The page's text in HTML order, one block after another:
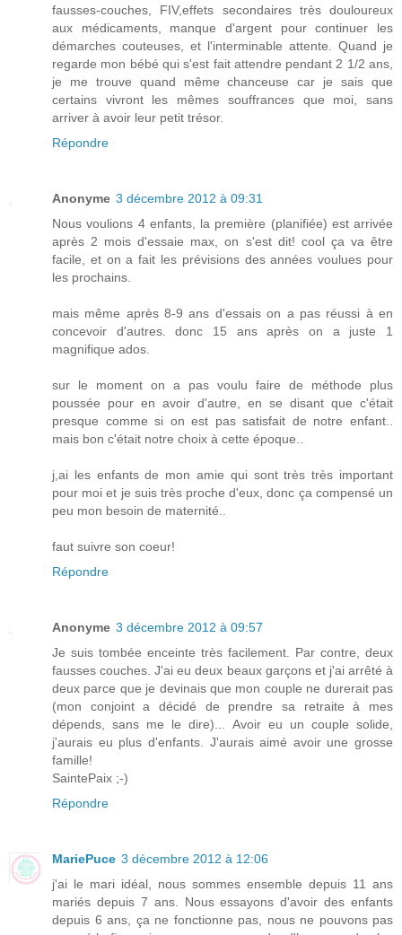
fausses-couches, FIV,effets secondaires très douloureux
aux médicaments, manque d'argent pour continuer les
démarches couteuses, et l'interminable attente. Quand je
regarde mon bébé qui s'est fait attendre pendant 2 1/2 ans,
je me trouve quand même chanceuse car je sais que
certains vivront les mêmes souffrances que moi, sans
arriver à avoir leur petit trésor.
Répondre
Anonyme 3 décembre 2012 à 09:31
Nous voulions 4 enfants, la première (planifiée) est arrivée
après 2 mois d'essaie max, on s'est dit! cool ça va être
facile, et on a fait les prévisions des années voulues pour
les prochains.
mais même après 8-9 ans d'essais on a pas réussi à en
concevoir d'autres. donc 15 ans après on a juste 1
magnifique ados.
sur le moment on a pas voulu faire de méthode plus
poussée pour en avoir d'autre, en se disant que c'était
presque comme si on est pas satisfait de notre enfant..
mais bon c'était notre choix à cette époque..
j,ai les enfants de mon amie qui sont très très important
pour moi et je suis très proche d'eux, donc ça compensé un
peu mon besoin de maternité..
faut suivre son coeur!
Répondre
Anonyme 3 décembre 2012 à 09:57
Je suis tombée enceinte très facilement. Par contre, deux
fausses couches. J'ai eu deux beaux garçons et j'ai arrêté à
deux parce que je devinais que mon couple ne durerait pas
(mon conjoint a décidé de prendre sa retraite à mes
dépends, sans me le dire)... Avoir eu un couple solide,
j'aurais eu plus d'enfants. J'aurais aimé avoir une grosse
famille!
SaintePaix ;-)
Répondre
MariePuce 3 décembre 2012 à 12:06
j'ai le mari idéal, nous sommes ensemble depuis 11 ans
mariés depuis 7 ans. Nous essayons d'avoir des enfants
depuis 6 ans, ça ne fonctionne pas, nous ne pouvons pas